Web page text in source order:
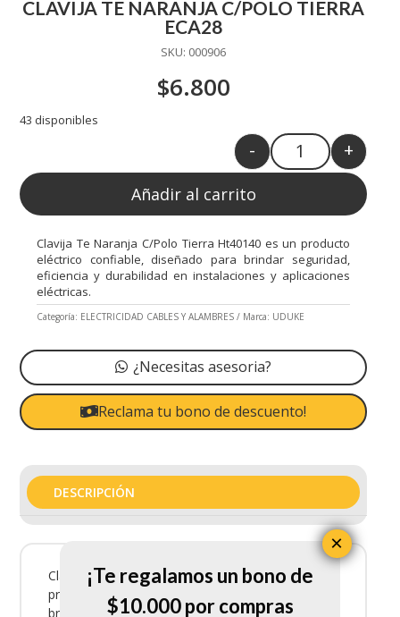
CLAVIJA TE NARANJA C/POLO TIERRA
ECA28
SKU: 000906
$6.800
43 disponibles
Quantity
- +
Añadir al carrito
Clavija Te Naranja C/Polo Tierra Ht40140 es un producto
eléctrico confiable, diseñado para brindar seguridad,
eficiencia y durabilidad en instalaciones y aplicaciones
eléctricas.
Categoría: ELECTRICIDAD CABLES Y ALAMBRES Marca: UDUKE
¿Necesitas asesoria?
Reclama tu bono de descuento!
DESCRIPCIÓN
Clavija Te Naranja C/Polo Tierra Ht40140 es un
producto eléctrico confiable, diseñado para
brindar seguridad, eficiencia y durabilidad en
¡Te regalamos un bono de
$10.000 por compras
×